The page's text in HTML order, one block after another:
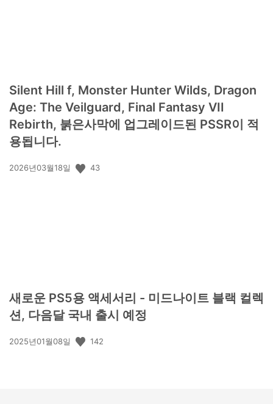
Silent Hill f, Monster Hunter Wilds, Dragon
Age: The Veilguard, Final Fantasy VII
Rebirth, 붉은사막에 업그레이드된 PSSR이 적
용됩니다.
공
2026년03월18일 43
새로운 PS5용 액세서리 - 미드나이트 블랙 컬렉
션, 다음달 국내 출시 예정
공
2025년01월08일 142